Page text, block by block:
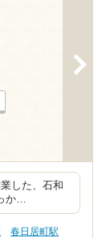
した、石和
か…
春日居町駅